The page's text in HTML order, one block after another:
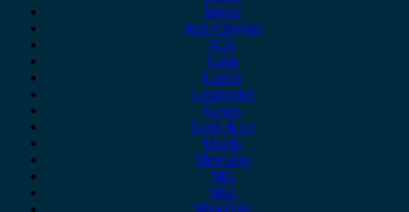
Jaguar
Jeep Chrysler
KIA
Lada
Lancia
Leapmotor
Lexus
Lynk & co
Mazda
Mercedes
MG
Mini
Mitsubishi